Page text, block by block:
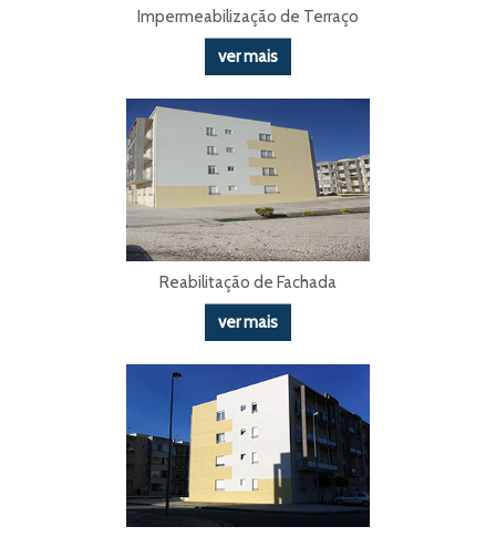
Impermeabilização de Terraço
ver mais
Reabilitação de Fachada
ver mais